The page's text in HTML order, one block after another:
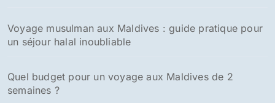
Voyage musulman aux Maldives : guide pratique pour
un séjour halal inoubliable
Quel budget pour un voyage aux Maldives de 2
semaines ?